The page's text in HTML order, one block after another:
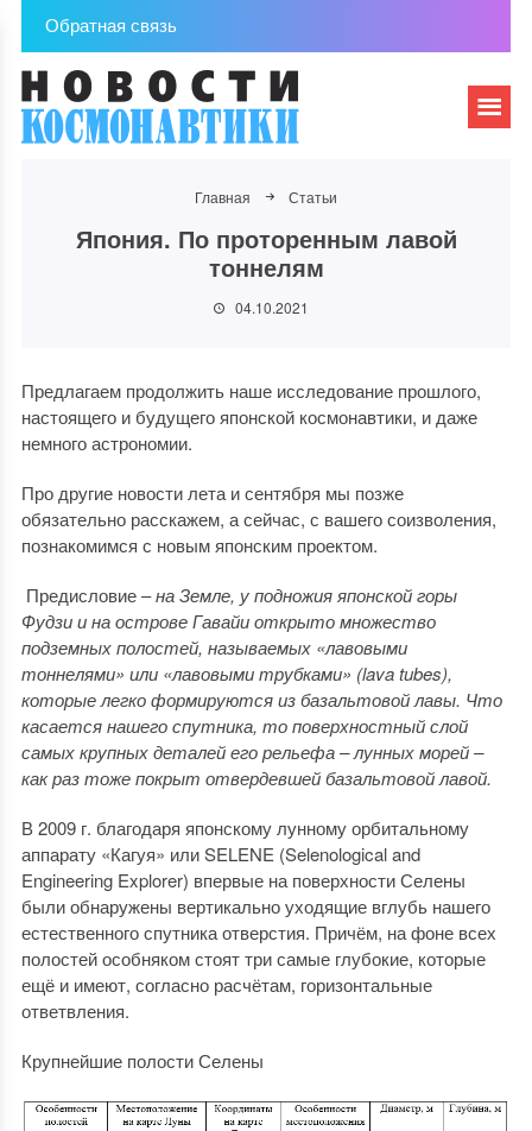
Обратная связь
Главная Статьи
Япония. По проторенным лавой
тоннелям
04.10.2021
Предлагаем продолжить наше исследование прошлого,
настоящего и будущего японской космонавтики, и даже
немного астрономии.
Про другие новости лета и сентября мы позже
обязательно расскажем, а сейчас, с вашего соизволения,
познакомимся с новым японским проектом.
Предисловие –на Земле, у подножия японской горы
Фудзи и на острове Гавайи открыто множество
подземных полостей, называемых «лавовыми
тоннелями» или «лавовыми трубками» (lava tubes),
которые легко формируются из базальтовой лавы. Что
касается нашего спутника, то поверхностный слой
самых крупных деталей его рельефа – лунных морей –
как раз тоже покрыт отвердевшей базальтовой лавой.
В 2009 г. благодаря японскому лунному орбитальному
аппарату «Кагуя» или SELENE (Selenological and
Engineering Explorer) впервые на поверхности Селены
были обнаружены вертикально уходящие вглубь нашего
естественного спутника отверстия. Причём, на фоне всех
полостей особняком стоят три самые глубокие, которые
ещё и имеют, согласно расчётам, горизонтальные
ответвления.
Крупнейшие полости Селены